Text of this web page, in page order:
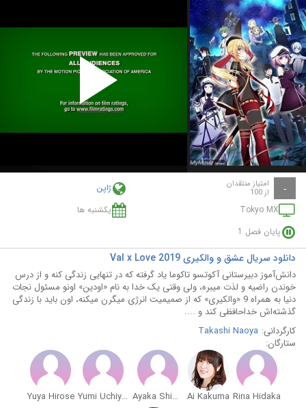
Play
Video
- امتیاز منتقدان
از 100
ژاپن
Tokyo MX
یکشنبه ها
پایان فصل 1
دانلود سریال عشق و والکیری Val x Love 2019
دانش‌آموز دبیرستانی آکوتسو تاکوما یاد گرفته که در تنهایی زندگی کنه و از درس
خوندن راضیه و لذت میبره، ولی وقتی یک خدا به نام «اودین» اونو مسئول نجات
دنیا به همراه 9 «والکیری» که از صمیمیت انرژی میگرن میکنه، اون باید با زندگی
گذشته‌اش خداحافظی کند و ....
کارگردانی: Takashi Naoya
ستارگان:
Rina Hidaka
Ai Kakuma
Ayaka Shimizu
Yumi Uchiyama
Yuya Hirose